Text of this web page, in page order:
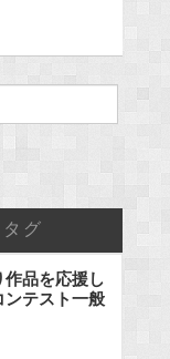
タグ
品を応援し
ンテスト一般